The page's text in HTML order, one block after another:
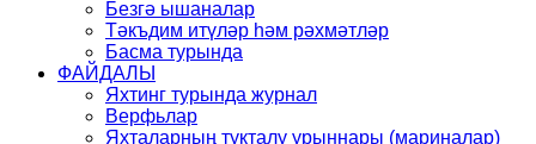
Безгә ышаналар
Тәкъдим итүләр һәм рәхмәтләр
Басма турында
ФАЙДАЛЫ
Яхтинг турында журнал
Верфьлар
Яхталарның тукталу урыннары (мариналар)